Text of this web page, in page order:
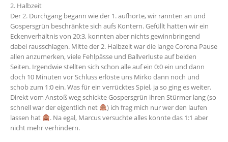
2. Halbzeit
Der 2. Durchgang begann wie der 1. aufhörte, wir rannten an und
Gospersgrün beschränkte sich aufs Kontern. Gefüllt hatten wir ein
Eckenverhältnis von 20:3, konnten aber nichts gewinnbringend
dabei rausschlagen. Mitte der 2. Halbzeit war die lange Corona Pause
allen anzumerken, viele Fehlpässe und Ballverluste auf beiden
Seiten. Irgendwie stellten sich schon alle auf ein 0:0 ein und dann
doch 10 Minuten vor Schluss erlöste uns Mirko dann noch und
schob zum 1:0 ein. Was für ein verrücktes Spiel, ja so ging es weiter.
Direkt vom Anstoß weg schickte Gospersgrün ihren Stürmer lang (so
schnell war der eigentlich net
) ich frag mich nur wer den laufen
lassen hat
. Na egal, Marcus versuchte alles konnte das 1:1 aber
nicht mehr verhindern.